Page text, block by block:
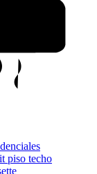
piso techo